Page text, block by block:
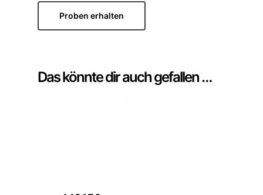
Proben erhalten
Das könnte dir auch gefallen …